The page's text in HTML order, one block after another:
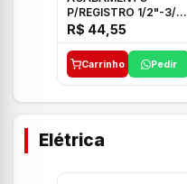
P/REGISTRO 1/2"-3/4"
E 1"C21.PQ DECA
R$ 44,55
Carrinho Pedir
Elétrica